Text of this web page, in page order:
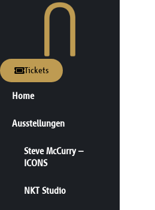
Tickets
Home
Ausstellungen
Steve McCurry –
ICONS
NKT Studio